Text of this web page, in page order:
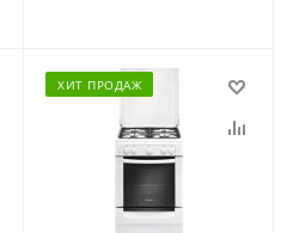
ХИТ ПРОДАЖ